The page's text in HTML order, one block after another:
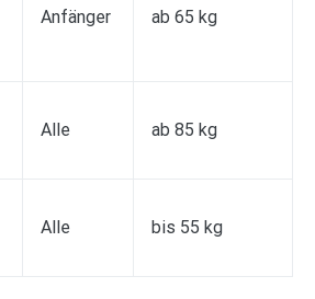
Anfänger ab 65 kg
Alle ab 85 kg
Alle bis 55 kg